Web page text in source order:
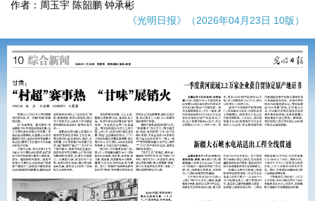
作者：周玉宇 陈韶鹏 钟承彬
《光明日报》（2026年04月23日 10版）